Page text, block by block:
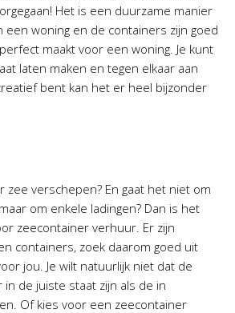
Het is een duurzame manier
een woning en de containers zijn goed
maakt voor een woning. Je kunt
laten maken en tegen elkaar aan
bent kan het er heel bijzonder
zee verschepen? En gaat het niet om
om enkele ladingen? Dan is het
zeecontainer verhuur. Er zijn
containers, zoek daarom goed uit
jou. Je wilt natuurlijk niet dat de
de juiste staat zijn als de in
Of kies voor een zeecontainer